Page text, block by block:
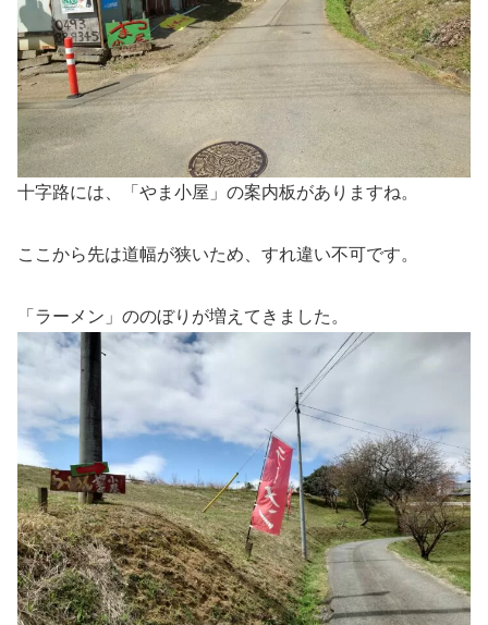
十字路には、「やま小屋」の案内板がありますね。
ここから先は道幅が狭いため、すれ違い不可です。
「ラーメン」ののぼりが増えてきました。